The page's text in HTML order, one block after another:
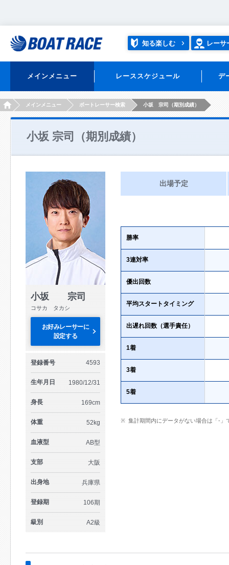
知る楽しむ レーサ
メインメニュー レーススケジュール デ
HOMEメインメニュー ボートレーサー検索 小坂 宗司（期別成績）
小坂 宗司（期別成績）
小坂 宗司
コサカ タカシ
お好みレーサーに
設定する
登録番号 4593
生年月日 1980/12/31
身長 169cm
体重 52kg
血液型 AB型
支部 大阪
出身地 兵庫県
登録期 106期
級別 A2級
出場予定
勝率
3連対率
優出回数
平均スタートタイミング
出遅れ回数（選手責任）
1着
3着
5着
集計期間内にデータがない場合は「-」